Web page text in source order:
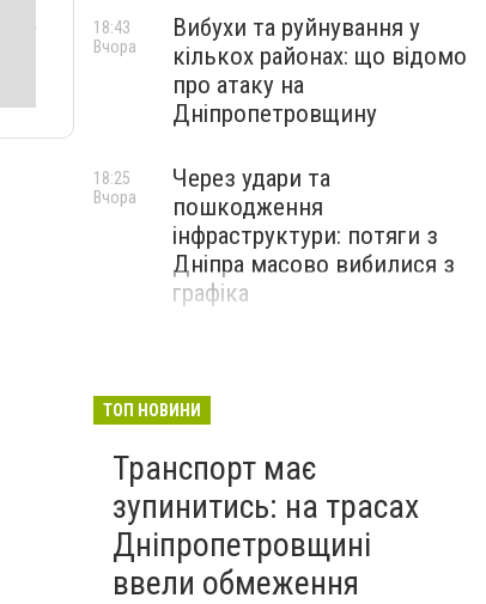
Вибухи та руйнування у
кількох районах: що відомо
про атаку на
Дніпропетровщину
18:43
Вчора
Через удари та
пошкодження
інфраструктури: потяги з
Дніпра масово вибилися з
графіка
18:25
Вчора
ТОП НОВИНИ
Транспорт має
зупинитись: на трасах
Дніпропетровщині
ввели обмеження